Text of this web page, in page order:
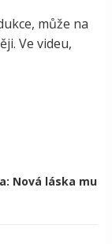
může na
Ve videu,
Nová láska mu